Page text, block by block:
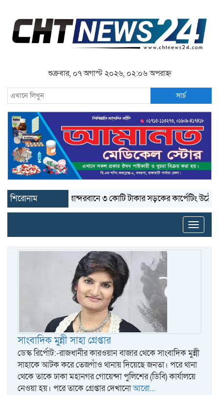
শুক্রবার, ০৭ অগাস্ট ২০২৬, ০২:০৬ অপরাহ্ন
সার্চ
শিরোনাম বান্দরবানে ৩ কোটি টাকার সড়কের কার্পেটিং উঠে যাচ্ছে
Toggle
সাংবাদিক মুন্নী সাহা গ্রেপ্তার
ডেস্ক রির্পোট:-রাজধানীর কারওয়ান বাজার থেকে সাংবাদিক মুন্নী
সাহাকে আটক করে তেজগাঁও থানায় দিয়েছে জনতা। পরে থানা
থেকে তাকে ঢাকা মহানগর গোয়েন্দা পুলিশের (ডিবি) কার্যালয়ে
নেওয়া হয়। পরে তাকে গ্রেপ্তার দেখানোআরো...